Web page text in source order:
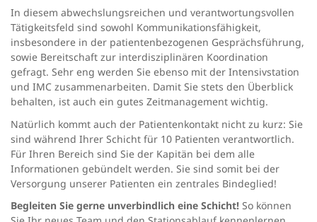
In diesem abwechslungsreichen und verantwortungsvollen
Tätigkeitsfeld sind sowohl Kommunikationsfähigkeit,
insbesondere in der patientenbezogenen Gesprächsführung,
sowie Bereitschaft zur interdisziplinären Koordination
gefragt. Sehr eng werden Sie ebenso mit der Intensivstation
und IMC zusammenarbeiten. Damit Sie stets den Überblick
behalten, ist auch ein gutes Zeitmanagement wichtig.
Natürlich kommt auch der Patientenkontakt nicht zu kurz: Sie
sind während Ihrer Schicht für 10 Patienten verantwortlich.
Für Ihren Bereich sind Sie der Kapitän bei dem alle
Informationen gebündelt werden. Sie sind somit bei der
Versorgung unserer Patienten ein zentrales Bindeglied!
Begleiten Sie gerne unverbindlich eine Schicht! So können